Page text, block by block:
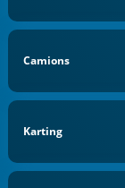
Camions
Karting